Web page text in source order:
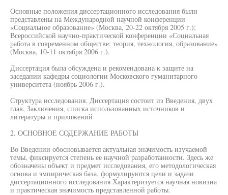
Основные положения диссертационного исследования были
представлены на Международной научной конференции
«Социальное образование» (Москва, 20-22 октября 2005 г.);
Всероссийской научно-практической конференции «Социальная
работа в современном обществе: теория, технология, образование»
(Москва, 10-11 октября 2006 г.).
Диссертация была обсуждена и рекомендована к защите на
заседании кафедры социологии Московского гуманитарного
университета (ноябрь 2006 г.).
Структура исследования. Диссертация состоит из Введения, двух
глав, Заключения, списка использованных источников и
литературы и приложений
2. ОСНОВНОЕ СОДЕРЖАНИЕ РАБОТЫ
Во Введении обосновывается актуальная значимость изучаемой
темы, фиксируется степень ее научной разработанности. Здесь же
обозначены объект и предмет исследования, его методологическая
основа и эмпирическая база, формулируются цели и задачи
диссертационного исследования Характеризуется научная новизна
и практическая значимость представленной работы.